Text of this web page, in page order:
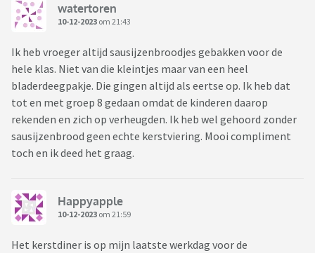
watertoren
10-12-2023 om 21:43
Ik heb vroeger altijd sausijzenbroodjes gebakken voor de
hele klas. Niet van die kleintjes maar van een heel
bladerdeegpakje. Die gingen altijd als eertse op. Ik heb dat
tot en met groep 8 gedaan omdat de kinderen daarop
rekenden en zich op verheugden. Ik heb wel gehoord zonder
sausijzenbrood geen echte kerstviering. Mooi compliment
toch en ik deed het graag.
Happyapple
10-12-2023 om 21:59
Het kerstdiner is op mijn laatste werkdag voor de